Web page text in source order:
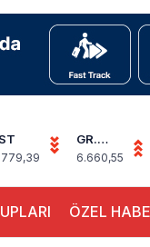
GR.
ALTIN
6.660,55
ÖZEL